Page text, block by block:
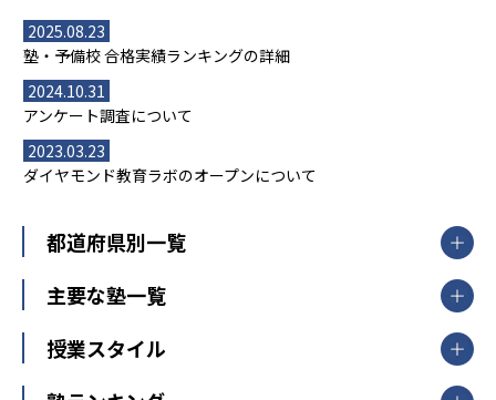
2025.08.23
塾・予備校 合格実績ランキングの詳細
2024.10.31
アンケート調査について
2023.03.23
ダイヤモンド教育ラボのオープンについて
都道府県別一覧
北海道・東北
山形県
福島県
関東
主要な塾一覧
【掲載塾一覧を見る】
授業スタイル